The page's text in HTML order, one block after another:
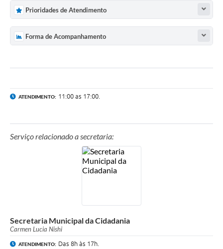
Prioridades de Atendimento
Forma de Acompanhamento
ATENDIMENTO: 11:00 as 17:00.
Serviço relacionado a secretaria:
Secretaria Municipal da Cidadania
Carmen Lucia Nishi
ATENDIMENTO: Das 8h às 17h.